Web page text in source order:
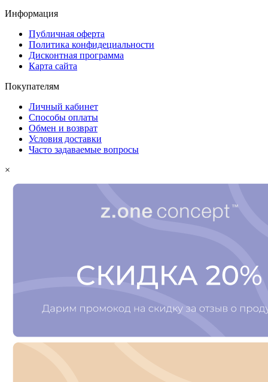
Информация
Публичная оферта
Политика конфидециальности
Дисконтная программа
Карта сайта
Покупателям
Личный кабинет
Способы оплаты
Обмен и возврат
Условия доставки
Часто задаваемые вопросы
×